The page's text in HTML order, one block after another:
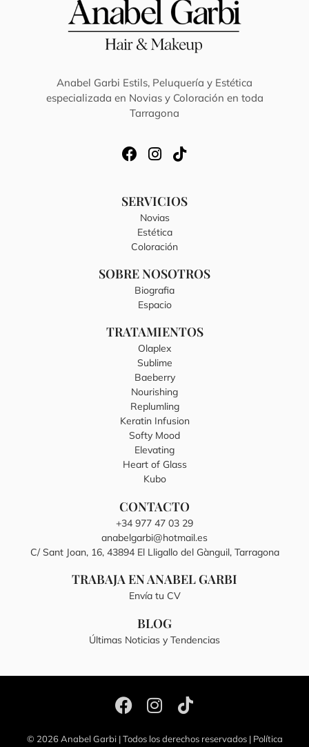
Anabel Garbi Estils, Peluquería y Estética
especializada en Novias y Coloración en toda
Tarragona
SERVICIOS
Novias
Estética
Coloración
SOBRE NOSOTROS
Biografia
Espacio
TRATAMIENTOS
Olaplex
Sublime
Baeberry
Nourishing
Replumling
Keratin Infusion
Softy Mood
Elevating
Heart of Glass
Kubo
CONTACTO
+34 977 47 03 29
anabelgarbi@hotmail.es
C/ Sant Joan, 16, 43894 El Lligallo del Gànguil, Tarragona
TRABAJA EN ANABEL GARBI
Envía tu CV
BLOG
Últimas Noticias y Tendencias
© 2026 Anabel Garbi | Todos los derechos reservados |Política